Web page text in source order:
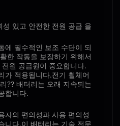
있고 안전한 전원 공급 을
에 필수적인 보조 수단이 되
한 작동을 보장하기 위해서
원 공급원이 중요합니다.
가 적용됩니다.전기 휠체어
?? 배터리는 오래 지속되는
합니다.
자의 편의성과 사용 편의성
니다.이 배터리는 기술 전문